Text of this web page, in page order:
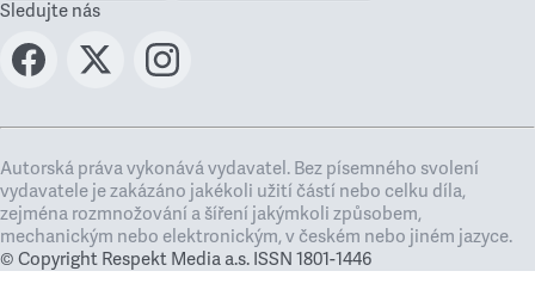
Sledujte nás
Autorská práva vykonává vydavatel. Bez písemného svolení
vydavatele je zakázáno jakékoli užití částí nebo celku díla,
zejména rozmnožování a šíření jakýmkoli způsobem,
mechanickým nebo elektronickým, v českém nebo jiném jazyce.
© Copyright Respekt Media a.s. ISSN 1801-1446